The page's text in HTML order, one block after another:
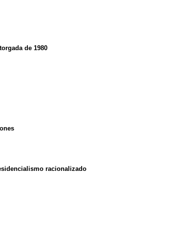
de 1980
racionalizado